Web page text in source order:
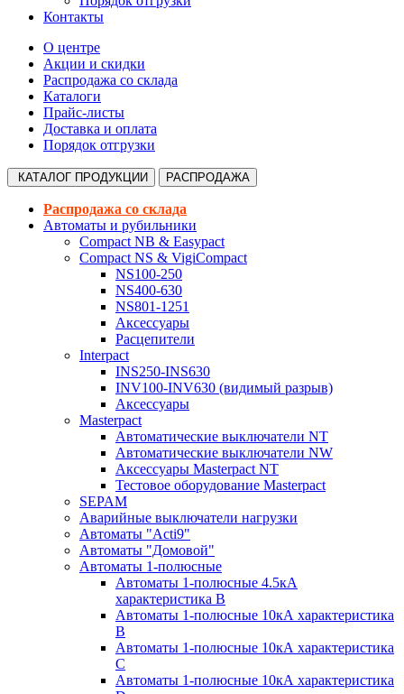
Контакты
О центре
Акции и скидки
Распродажа со склада
Каталоги
Прайс-листы
Доставка и оплата
Порядок отгрузки
КАТАЛОГ ПРОДУКЦИИ РАСПРОДАЖА
Распродажа со склада
Автоматы и рубильники
Compact NB & Easypact
Compact NS & VigiCompact
NS100-250
NS400-630
NS801-1251
Аксессуары
Расцепители
Interpact
INS250-INS630
INV100-INV630 (видимый разрыв)
Аксессуары
Masterpact
Автоматические выключатели NT
Автоматические выключатели NW
Аксессуары Masterpact NT
Тестовое оборудование Masterpact
SEPAM
Аварийные выключатели нагрузки
Автоматы "Acti9"
Автоматы "Домовой"
Автоматы 1-полюсные
Автоматы 1-полюсные 4.5кА
характеристика В
Автоматы 1-полюсные 10кА характеристика
B
Автоматы 1-полюсные 10кА характеристика
C
Автоматы 1-полюсные 10кА характеристика